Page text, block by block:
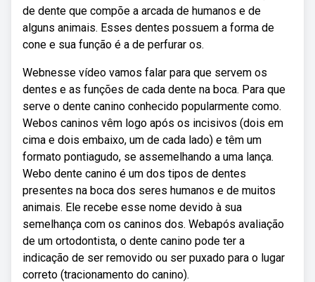
de dente que compõe a arcada de humanos e de
alguns animais. Esses dentes possuem a forma de
cone e sua função é a de perfurar os.
Webnesse vídeo vamos falar para que servem os
dentes e as funções de cada dente na boca. Para que
serve o dente canino conhecido popularmente como.
Webos caninos vêm logo após os incisivos (dois em
cima e dois embaixo, um de cada lado) e têm um
formato pontiagudo, se assemelhando a uma lança.
Webo dente canino é um dos tipos de dentes
presentes na boca dos seres humanos e de muitos
animais. Ele recebe esse nome devido à sua
semelhança com os caninos dos. Webapós avaliação
de um ortodontista, o dente canino pode ter a
indicação de ser removido ou ser puxado para o lugar
correto (tracionamento do canino).